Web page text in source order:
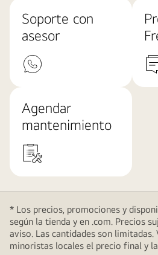
Soporte con
asesor
Agendar
mantenimiento
* Los precios, promociones y
según la tienda y en .com. Precios
aviso. Las cantidades son limitadas.
minoristas locales el precio final y